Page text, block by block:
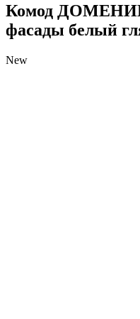
Комод
фасады белый
New